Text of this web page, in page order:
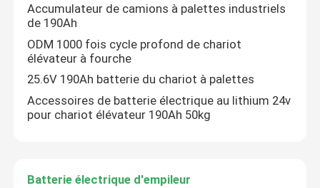
Accumulateur de camions à palettes industriels
de 190Ah
ODM 1000 fois cycle profond de chariot
élévateur à fourche
25.6V 190Ah batterie du chariot à palettes
Accessoires de batterie électrique au lithium 24v
pour chariot élévateur 190Ah 50kg
Batterie électrique d'empileur